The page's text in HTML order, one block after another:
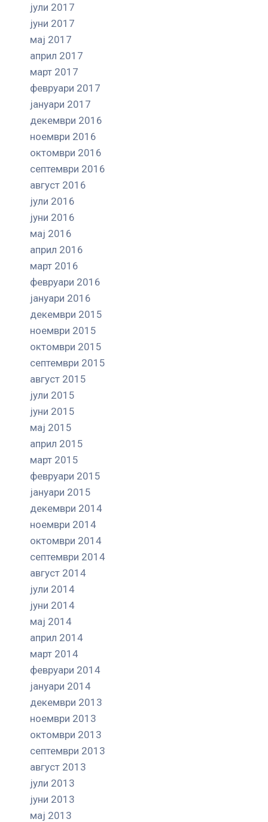
јули 2017
јуни 2017
мај 2017
април 2017
март 2017
февруари 2017
јануари 2017
декември 2016
ноември 2016
октомври 2016
септември 2016
август 2016
јули 2016
јуни 2016
мај 2016
април 2016
март 2016
февруари 2016
јануари 2016
декември 2015
ноември 2015
октомври 2015
септември 2015
август 2015
јули 2015
јуни 2015
мај 2015
април 2015
март 2015
февруари 2015
јануари 2015
декември 2014
ноември 2014
октомври 2014
септември 2014
август 2014
јули 2014
јуни 2014
мај 2014
април 2014
март 2014
февруари 2014
јануари 2014
декември 2013
ноември 2013
октомври 2013
септември 2013
август 2013
јули 2013
јуни 2013
мај 2013